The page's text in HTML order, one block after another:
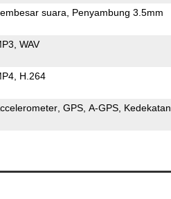
suara Penyambung 3.5mm
WAV
H.264
GPS A-GPS Kedekatan